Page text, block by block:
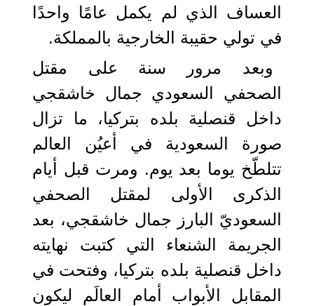
العساف الذي لم يكمل عامًا واحدًا
في تولي حقيبة الخارجية بالمملكة.
وبعد مرور سنة على مقتل
الصحفي السعودي جمال خاشقجي
داخل قنصلية بلده بتركيا، ما تزال
صورة السعودية في أعيُن العالم
تتلطّخ يوما بعد يوم. ومرت قبل أيام
الذكرى الأولى لمقتل الصحفي
السعوديّ البارز جمال خاشقجي، بعد
الجريمة الشنعاء التي كتبت نهايته
داخل قنصلية بلده بتركيا، وفتحت في
المقابل الأبواب أمام العالَم ليكون